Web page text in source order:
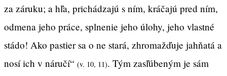
za záruku; a hľa, prichádzajú s ním, kráčajú pred ním,
odmena jeho práce, splnenie jeho úlohy, jeho vlastné
stádo! Ako pastier sa o ne stará, zhromažďuje jahňatá a
nosí ich v náručí“ (v. 10, 11). Tým zasľúbeným je sám